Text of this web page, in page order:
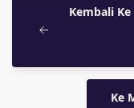
Kembali
Ke